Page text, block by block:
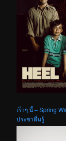
เร็วๆ นี้ – Spring
ประชาตื่นรู้